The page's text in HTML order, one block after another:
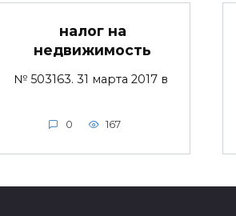
налог на
недвижимость
№ 503163. 31 марта 2017 в
0 167